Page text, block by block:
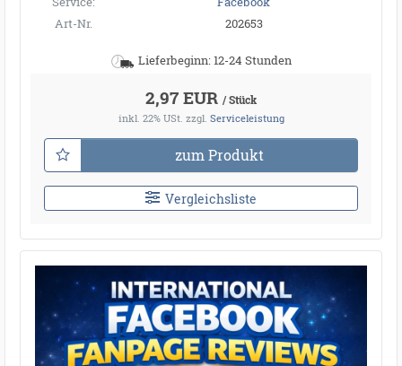
Art-Nr.
202653
Lieferbeginn: 12-24 Stunden
2,97 EUR / Stück
inkl. 22% USt. zzgl. Serviceleistung
zum Produkt
Vergleichsliste